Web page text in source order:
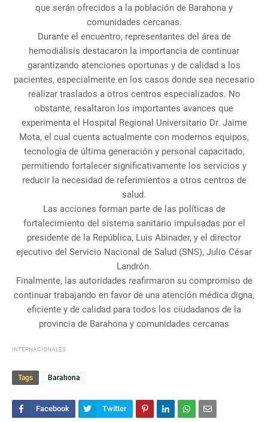
que serán ofrecidos a la población de Barahona y
comunidades cercanas.
Durante el encuentro, representantes del área de
hemodiálisis destacaron la importancia de continuar
garantizando atenciones oportunas y de calidad a los
pacientes, especialmente en los casos donde sea necesario
realizar traslados a otros centros especializados. No
obstante, resaltaron los importantes avances que
experimenta el Hospital Regional Universitario Dr. Jaime
Mota, el cual cuenta actualmente con modernos equipos,
tecnología de última generación y personal capacitado,
permitiendo fortalecer significativamente los servicios y
reducir la necesidad de referimientos a otros centros de
salud.
Las acciones forman parte de las políticas de
fortalecimiento del sistema sanitario impulsadas por el
presidente de la República, Luis Abinader, y el director
ejecutivo del Servicio Nacional de Salud (SNS), Julio César
Landrón.
Finalmente, las autoridades reafirmaron su compromiso de
continuar trabajando en favor de una atención médica digna,
eficiente y de calidad para todos los ciudadanos de la
provincia de Barahona y comunidades cercanas
INTERNACIONALES
Tags Barahona